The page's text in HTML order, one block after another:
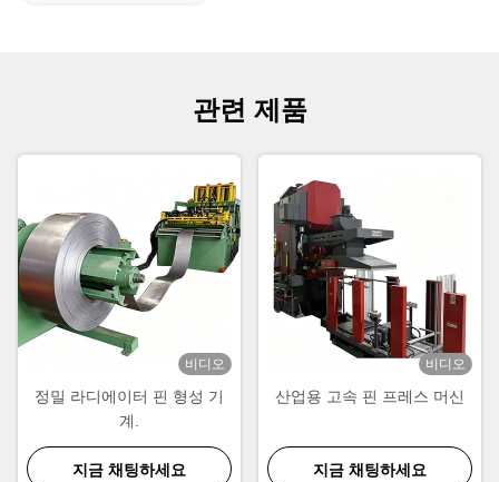
관련 제품
비디오
정밀 라디에이터 핀 형성 기
계.
지금 채팅하세요
비디오
산업용 고속 핀 프레스 머신
지금 채팅하세요